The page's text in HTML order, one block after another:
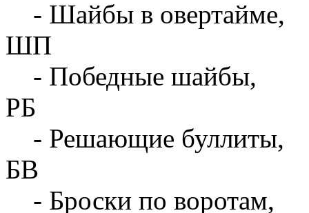
- Шайбы в овертайме,
ШП
- Победные шайбы,
РБ
- Решающие буллиты,
БВ
- Броски по воротам,